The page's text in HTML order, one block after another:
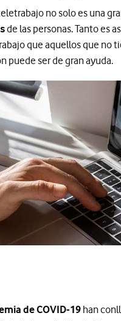
no solo es una
de las personas. Tanto es
que aquellos que no
puede ser de gran ayuda.
de COVID-19 han